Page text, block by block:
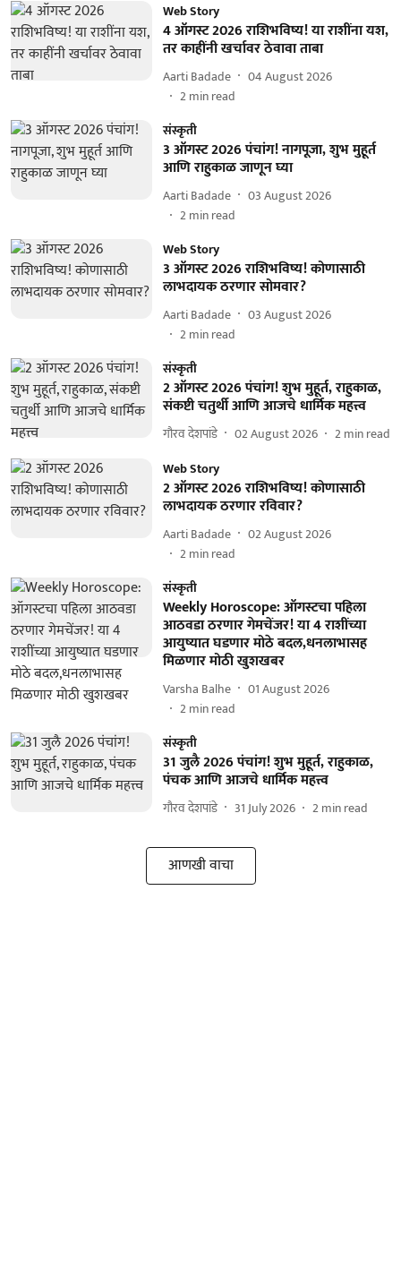
Web Story
4 ऑगस्ट 2026 राशिभविष्य! या राशींना यश,
तर काहींनी खर्चावर ठेवावा ताबा
Aarti Badade
04 August 2026
2min read
संस्कृती
3 ऑगस्ट 2026 पंचांग! नागपूजा, शुभ मुहूर्त
आणि राहुकाळ जाणून घ्या
Aarti Badade
03 August 2026
2min read
Web Story
3 ऑगस्ट 2026 राशिभविष्य! कोणासाठी
लाभदायक ठरणार सोमवार?
Aarti Badade
03 August 2026
2min read
संस्कृती
2 ऑगस्ट 2026 पंचांग! शुभ मुहूर्त, राहुकाळ,
संकष्टी चतुर्थी आणि आजचे धार्मिक महत्त्व
गौरव देशपांडे 02 August 2026 2min read
Web Story
2 ऑगस्ट 2026 राशिभविष्य! कोणासाठी
लाभदायक ठरणार रविवार?
Aarti Badade
02 August 2026
2min read
संस्कृती
Weekly Horoscope: ऑगस्टचा पहिला
आठवडा ठरणार गेमचेंजर! या 4 राशींच्या
आयुष्यात घडणार मोठे बदल,धनलाभासह
मिळणार मोठी खुशखबर
Varsha Balhe
01 August 2026
2min read
संस्कृती
31 जुलै 2026 पंचांग! शुभ मुहूर्त, राहुकाळ,
पंचक आणि आजचे धार्मिक महत्त्व
गौरव देशपांडे 31 July 2026 2min read
आणखी वाचा